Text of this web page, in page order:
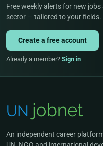
Free weekly alerts for new
sector — tailored to your fields.
Create a free account
Already a member? Sign in
An independent career